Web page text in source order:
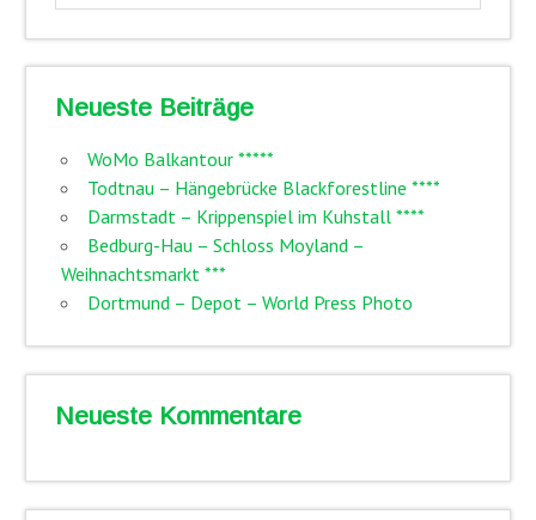
Neueste Beiträge
WoMo Balkantour *****
Todtnau – Hängebrücke Blackforestline ****
Darmstadt – Krippenspiel im Kuhstall ****
Bedburg-Hau – Schloss Moyland –
Weihnachtsmarkt ***
Dortmund – Depot – World Press Photo
Neueste Kommentare